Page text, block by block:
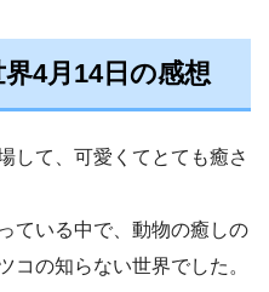
4月14日の感想
して、可愛くてとても癒さ
ている中で、動物の癒しの
コの知らない世界でした。